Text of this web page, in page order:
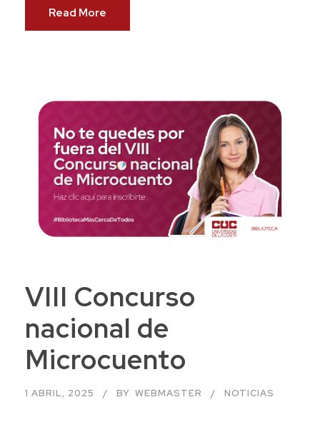
Read More
VIII Concurso
nacional de
Microcuento
1 ABRIL, 2025 BY WEBMASTER NOTICIAS